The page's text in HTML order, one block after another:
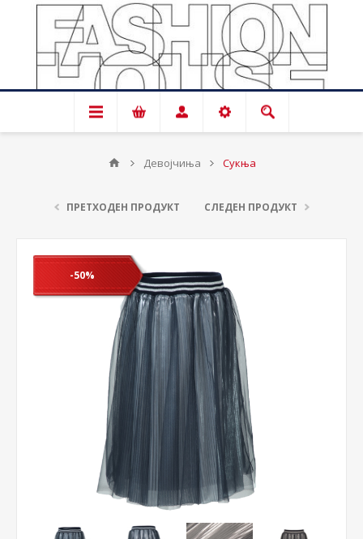
Девојчиња Сукња
ПРЕТХОДЕН ПРОДУКТ СЛЕДЕН ПРОДУКТ
-50%